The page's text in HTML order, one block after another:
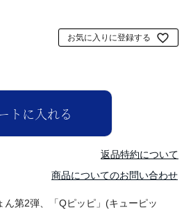
お気に入りに登録する
トに入れる
返品特約について
商品についてのお問い合わせ
ん第2弾、「Qピッピ」(キューピッ